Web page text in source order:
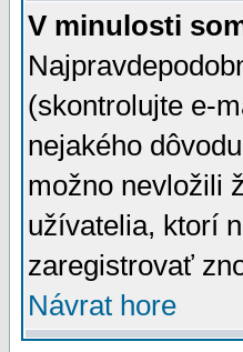
V minulosti
(skontrolujte e-
nejakého
možno nevložili
užívatelia, ktorí
zaregistrovať
Návrat hore